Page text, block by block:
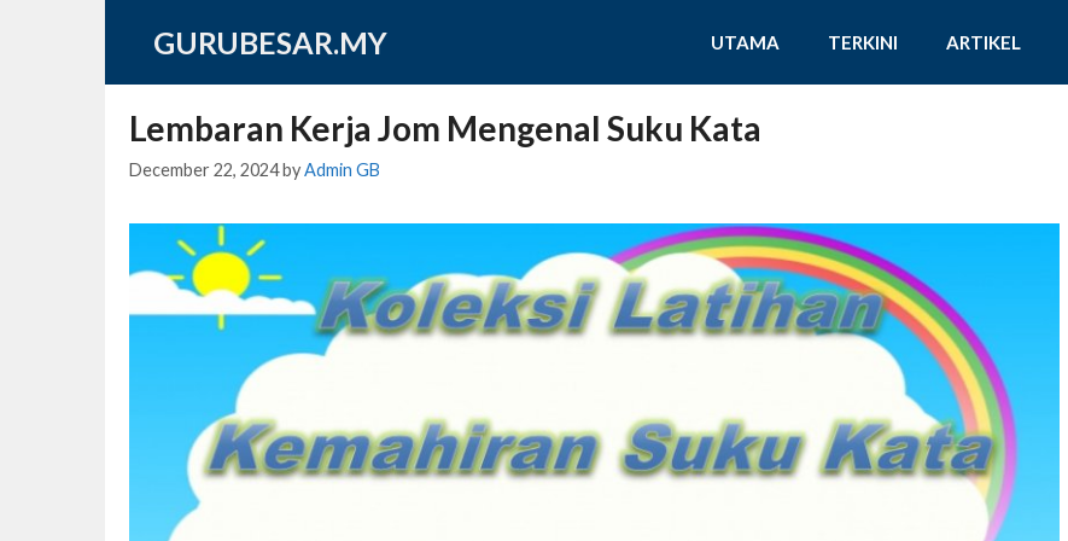
GURUBESAR.MY UTAMA TERKINI ARTIKEL
Lembaran Kerja Jom Mengenal Suku Kata
December 22, 2024byAdmin GB